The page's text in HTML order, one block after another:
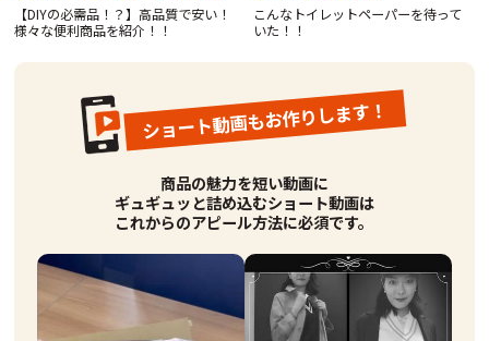
【DIYの必需品！？】高品質で安い！
様々な便利商品を紹介！！
こんなトイレットペーパーを待って
いた！！
ショート動画もお作りします！
商品の魅力を短い動画に
ギュギュッと詰め込むショート動画は
これからのアピール方法に必須です。